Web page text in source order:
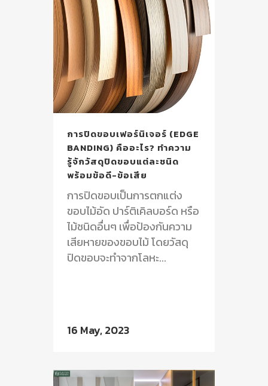
การปิดขอบเฟอร์นิเจอร์ (EDGE
BANDING) คืออะไร? ทำความ
รู้จักวัสดุปิดขอบแต่ละชนิด
พร้อมข้อดี-ข้อเสีย
การปิดขอบเป็นการตกแต่ง
ขอบไม้อัด ปาร์ติเคิลบอร์ด หรือ
ไม้ชนิดอื่นๆ เพื่อป้องกันความ
เสียหายของขอบไม้ โดยวัสดุ
ปิดขอบจะทำจากโลหะ...
16 May, 2023